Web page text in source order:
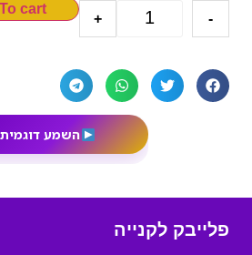
-
+
cart
השמע דוגמית
פלייבק לקנייה